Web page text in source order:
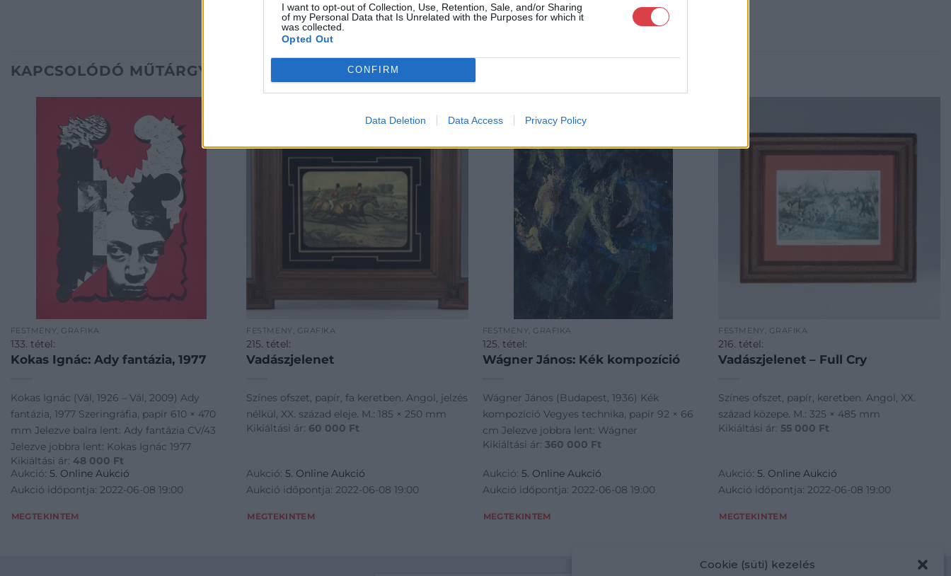
I want to opt-out of Collection, Use, Retention, Sale, and/or Sharing
of my Personal Data that Is Unrelated with the Purposes for which it
was collected.
Opted Out
CONFIRM
Data Deletion Data Access Privacy Policy
Cookie (süti) kezelés
KAPCSOLÓDÓ MŰTÁRGYAK
FESTMÉNY, GRAFIKA
133. tétel:
Kokas Ignác: Ady fantázia, 1977
Kokas Ignác (Vál, 1926 – Vál, 2009) Ady
fantázia, 1977 Szeringráfia, papír 610 × 470
mm Jelezve balra lent: Ady fantázia CV/43
Jelezve jobbra lent: Kokas Ignác 1977
Kikiáltási ár: 48 000 Ft
Aukció: 5. Online Aukció
Aukció időpontja: 2022-06-08 19:00
MEGTEKINTEM
FESTMÉNY, GRAFIKA
215. tétel:
Vadászjelenet
Színes ofszet, papír, fa keretben. Angol, jelzés
nélkül, XX. század eleje. M.: 185 × 250 mm
Kikiáltási ár: 60 000 Ft
Aukció:5. Online Aukció
Aukció időpontja: 2022-06-08 19:00
MEGTEKINTEM
FESTMÉNY, GRAFIKA
125. tétel:
Wágner János: Kék kompozíció
Wágner János (Budapest, 1936) Kék
kompozíció Vegyes technika, papír 92 × 66
cm Jelezve jobbra lent: Wágner
Kikiáltási ár: 360 000 Ft
Aukció: 5. Online Aukció
Aukció időpontja: 2022-06-08 19:00
MEGTEKINTEM
FESTMÉNY, GRAFIKA
216. tétel:
Vadászjelenet – Full Cry
Színes ofszet, papír, keretben. Angol, XX.
század közepe. M.: 325 × 485 mm
Kikiáltási ár: 55 000 Ft
Aukció:5. Online Aukció
Aukció időpontja: 2022-06-08 19:00
MEGTEKINTEM